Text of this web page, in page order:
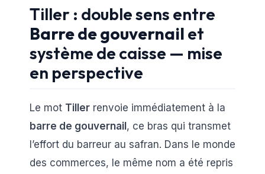
Tiller : double sens entre
Barre de gouvernail et
système de caisse — mise
en perspective
Le mot Tiller renvoie immédiatement à la
barre de gouvernail, ce bras qui transmet
l’effort du barreur au safran. Dans le monde
des commerces, le même nom a été repris